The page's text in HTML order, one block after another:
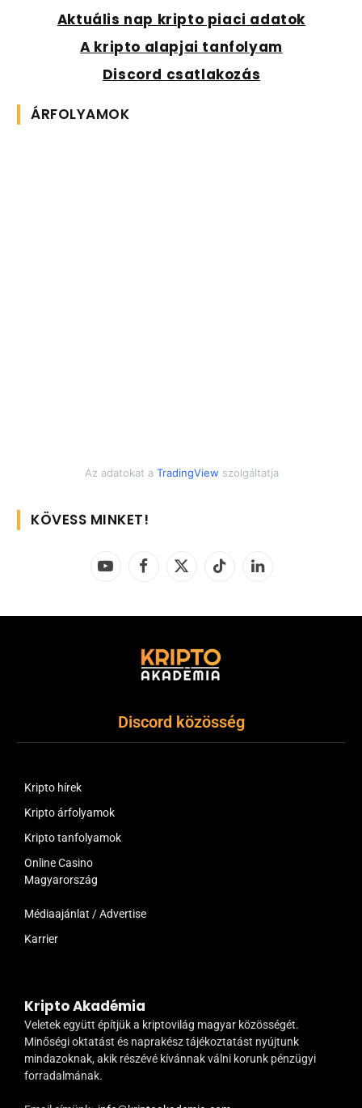
Aktuális nap kripto piaci adatok
A kripto alapjai tanfolyam
Discord csatlakozás
ÁRFOLYAMOK
Az adatokat a TradingView szolgáltatja
KÖVESS MINKET!
YouTubeFacebook
X
TikTok LinkedIn
Discord közösség
Kripto hírek
Kripto árfolyamok
Kripto tanfolyamok
Online Casino
Magyarország
Médiaajánlat / Advertise
Karrier
Kripto Akadémia
Veletek együtt építjük a kriptovilág magyar közösségét.
Minőségi oktatást és naprakész tájékoztatást nyújtunk
mindazoknak, akik részévé kívánnak válni korunk pénzügyi
forradalmának.